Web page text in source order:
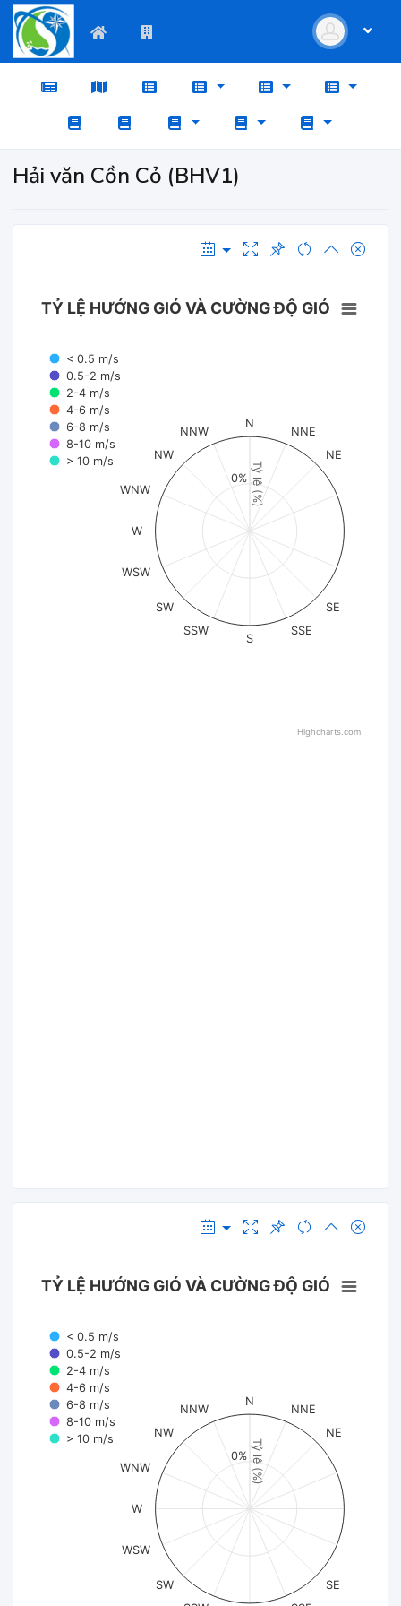
Hải văn Cồn Cỏ (BHV1)
Tỷ lệ (%)
TỶ LỆ HƯỚNG GIÓ VÀ CƯỜNG ĐỘ GIÓ
< 0.5 m/s
0.5-2 m/s
2-4 m/s
4-6 m/s
6-8 m/s
8-10 m/s
> 10 m/s
N
NNE
NE
SE
SSE
S
SSW
SW
WSW
W
WNW
NW
NNW
0%
Highcharts.com
Tỷ lệ (%)
TỶ LỆ HƯỚNG GIÓ VÀ CƯỜNG ĐỘ GIÓ
< 0.5 m/s
0.5-2 m/s
2-4 m/s
4-6 m/s
6-8 m/s
8-10 m/s
> 10 m/s
N
NNE
NE
SE
SW
WSW
W
WNW
NW
NNW
0%